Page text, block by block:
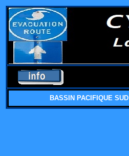
BASSIN PACIFIQUE SUD